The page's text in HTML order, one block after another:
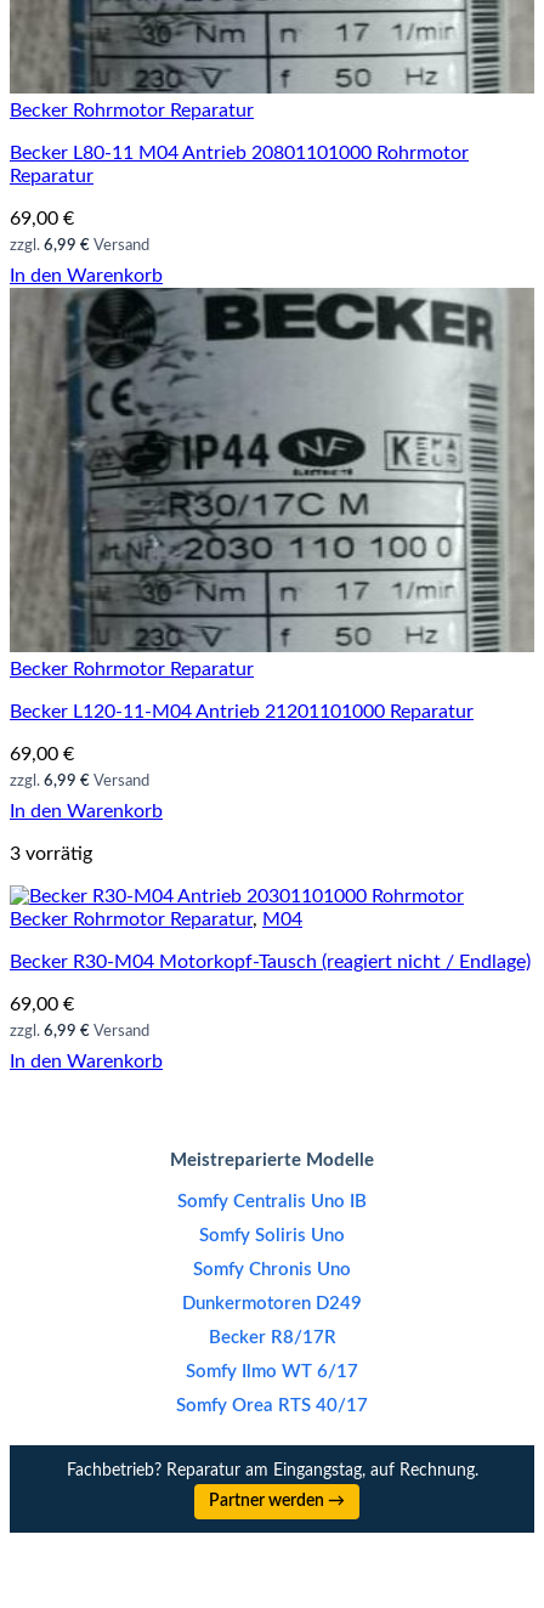
Becker Rohrmotor Reparatur
Becker L80-11 M04 Antrieb 20801101000 Rohrmotor
Reparatur
69,00 €
zzgl. 6,99 € Versand
In den Warenkorb
Becker Rohrmotor Reparatur
Becker L120-11-M04 Antrieb 21201101000 Reparatur
69,00 €
zzgl. 6,99 € Versand
In den Warenkorb
3 vorrätig
Becker Rohrmotor Reparatur, M04
Becker R30-M04 Motorkopf-Tausch (reagiert nicht / Endlage)
69,00 €
zzgl. 6,99 € Versand
In den Warenkorb
Meistreparierte Modelle
Somfy Centralis Uno IB
Somfy Soliris Uno
Somfy Chronis Uno
Dunkermotoren D249
Becker R8/17R
Somfy Ilmo WT 6/17
Somfy Orea RTS 40/17
Fachbetrieb? Reparatur am Eingangstag, auf Rechnung.
Partner werden →